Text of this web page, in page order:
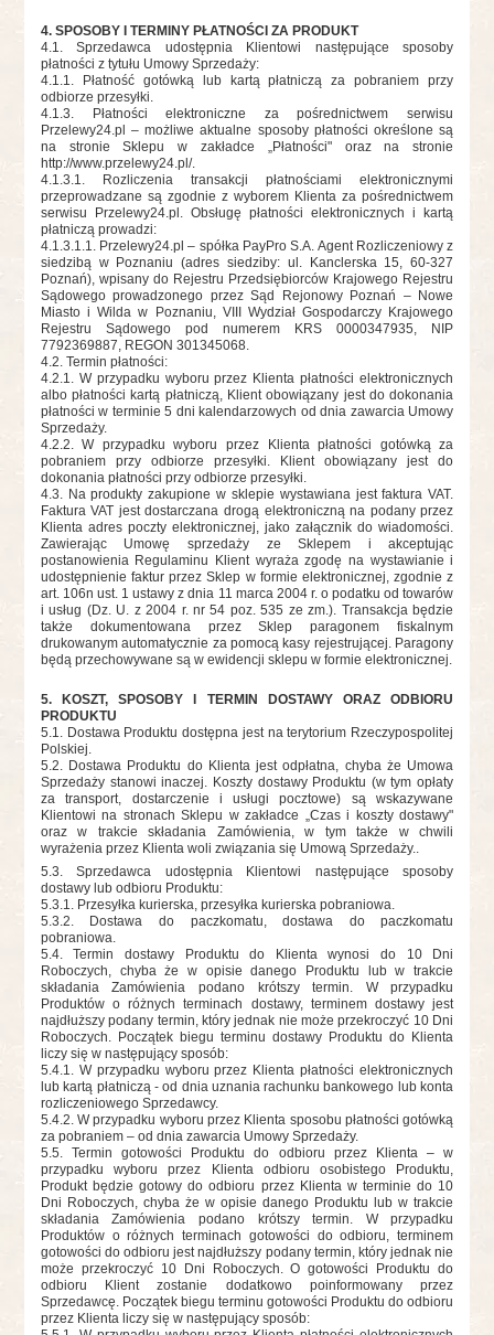
4. SPOSOBY I TERMINY PŁATNOŚCI ZA PRODUKT
4.1. Sprzedawca udostępnia Klientowi następujące sposoby
płatności z tytułu Umowy Sprzedaży:
4.1.1. Płatność gotówką lub kartą płatniczą za pobraniem przy
odbiorze przesyłki.
4.1.3. Płatności elektroniczne za pośrednictwem serwisu
Przelewy24.pl – możliwe aktualne sposoby płatności określone są
na stronie Sklepu w zakładce „Płatności" oraz na stronie
http://www.przelewy24.pl/.
4.1.3.1. Rozliczenia transakcji płatnościami elektronicznymi
przeprowadzane są zgodnie z wyborem Klienta za pośrednictwem
serwisu Przelewy24.pl. Obsługę płatności elektronicznych i kartą
płatniczą prowadzi:
4.1.3.1.1. Przelewy24.pl – spółka PayPro S.A. Agent Rozliczeniowy z
siedzibą w Poznaniu (adres siedziby: ul. Kanclerska 15, 60-327
Poznań), wpisany do Rejestru Przedsiębiorców Krajowego Rejestru
Sądowego prowadzonego przez Sąd Rejonowy Poznań – Nowe
Miasto i Wilda w Poznaniu, VIII Wydział Gospodarczy Krajowego
Rejestru Sądowego pod numerem KRS 0000347935, NIP
7792369887, REGON 301345068.
4.2. Termin płatności:
4.2.1. W przypadku wyboru przez Klienta płatności elektronicznych
albo płatności kartą płatniczą, Klient obowiązany jest do dokonania
płatności w terminie 5 dni kalendarzowych od dnia zawarcia Umowy
Sprzedaży.
4.2.2. W przypadku wyboru przez Klienta płatności gotówką za
pobraniem przy odbiorze przesyłki. Klient obowiązany jest do
dokonania płatności przy odbiorze przesyłki.
4.3. Na produkty zakupione w sklepie wystawiana jest faktura VAT.
Faktura VAT jest dostarczana drogą elektroniczną na podany przez
Klienta adres poczty elektronicznej, jako załącznik do wiadomości.
Zawierając Umowę sprzedaży ze Sklepem i akceptując
postanowienia Regulaminu Klient wyraża zgodę na wystawianie i
udostępnienie faktur przez Sklep w formie elektronicznej, zgodnie z
art. 106n ust. 1 ustawy z dnia 11 marca 2004 r. o podatku od towarów
i usług (Dz. U. z 2004 r. nr 54 poz. 535 ze zm.). Transakcja będzie
także dokumentowana przez Sklep paragonem fiskalnym
drukowanym automatycznie za pomocą kasy rejestrującej. Paragony
będą przechowywane są w ewidencji sklepu w formie elektronicznej.
5. KOSZT, SPOSOBY I TERMIN DOSTAWY ORAZ ODBIORU
PRODUKTU
5.1. Dostawa Produktu dostępna jest na terytorium Rzeczypospolitej
Polskiej.
5.2. Dostawa Produktu do Klienta jest odpłatna, chyba że Umowa
Sprzedaży stanowi inaczej. Koszty dostawy Produktu (w tym opłaty
za transport, dostarczenie i usługi pocztowe) są wskazywane
Klientowi na stronach Sklepu w zakładce „Czas i koszty dostawy"
oraz w trakcie składania Zamówienia, w tym także w chwili
wyrażenia przez Klienta woli związania się Umową Sprzedaży..
5.3. Sprzedawca udostępnia Klientowi następujące sposoby
dostawy lub odbioru Produktu:
5.3.1. Przesyłka kurierska, przesyłka kurierska pobraniowa.
5.3.2. Dostawa do paczkomatu, dostawa do paczkomatu
pobraniowa.
5.4. Termin dostawy Produktu do Klienta wynosi do 10 Dni
Roboczych, chyba że w opisie danego Produktu lub w trakcie
składania Zamówienia podano krótszy termin. W przypadku
Produktów o różnych terminach dostawy, terminem dostawy jest
najdłuższy podany termin, który jednak nie może przekroczyć 10 Dni
Roboczych. Początek biegu terminu dostawy Produktu do Klienta
liczy się w następujący sposób:
5.4.1. W przypadku wyboru przez Klienta płatności elektronicznych
lub kartą płatniczą - od dnia uznania rachunku bankowego lub konta
rozliczeniowego Sprzedawcy.
5.4.2. W przypadku wyboru przez Klienta sposobu płatności gotówką
za pobraniem – od dnia zawarcia Umowy Sprzedaży.
5.5. Termin gotowości Produktu do odbioru przez Klienta – w
przypadku wyboru przez Klienta odbioru osobistego Produktu,
Produkt będzie gotowy do odbioru przez Klienta w terminie do 10
Dni Roboczych, chyba że w opisie danego Produktu lub w trakcie
składania Zamówienia podano krótszy termin. W przypadku
Produktów o różnych terminach gotowości do odbioru, terminem
gotowości do odbioru jest najdłuższy podany termin, który jednak nie
może przekroczyć 10 Dni Roboczych. O gotowości Produktu do
odbioru Klient zostanie dodatkowo poinformowany przez
Sprzedawcę. Początek biegu terminu gotowości Produktu do odbioru
przez Klienta liczy się w następujący sposób: